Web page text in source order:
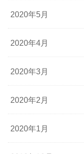
2020年5月
2020年4月
2020年3月
2020年2月
2020年1月